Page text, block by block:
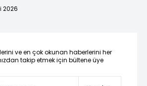
2026
ve en çok okunan haberlerini her
takip etmek için bültene üye